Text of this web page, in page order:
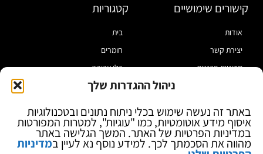
ניהול ההגדרות שלך
באתר זה נעשה שימוש בכלי ניתוח נתונים ובטכנולוגיות
איסוף מידע אוטומטיות, כמו "עוגיות", למטרות המפורטות
במדיניות הפרטיות של האתר. המשך הגלישה באתר
מהווה את הסכמתך לכך. למידע נוסף נא לעיין במדיניות
קישורים שימושיים
אודות
יצירת קשר
מדיניות פרטיות
בלוג
קטגוריות
בית
חומרים
כלי עבודה
מוצרי הלחמה
ספקי כח ומודדים
ציוד אופטי להגדלה